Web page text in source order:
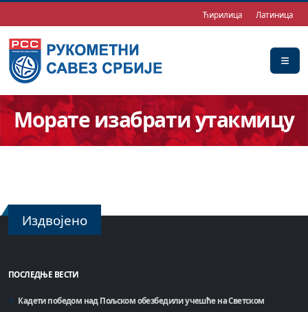
Ћирилица Латиница
Морате изабрати утакмицу
Издвојено
ПОСЛЕДЊЕ ВЕСТИ
Кадети победом над Пољском обезбедили учешће на Светском